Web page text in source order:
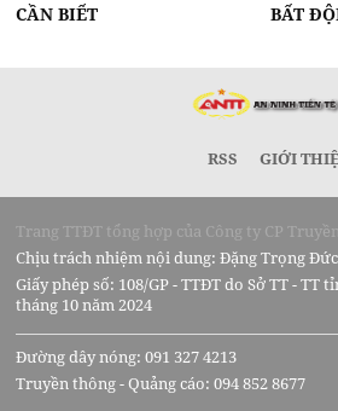
CẦN BIẾT BẤT
RSS GIỚI
Trang TTĐT tổng hợp của Công ty CP
Chịu trách nhiệm nội dung: Đặng Trọng Đức
Giấy phép số: 108/GP - TTĐT do Sở TT - TT
tháng 10 năm 2024
Đường dây nóng: 091 327 4213
Truyền thông - Quảng cáo: 094 852 8677